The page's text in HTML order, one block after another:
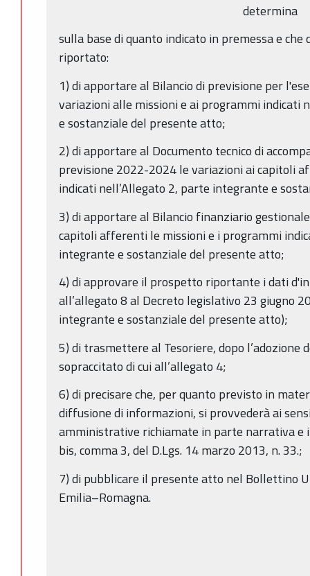
determina
sulla base di quanto indicato in premessa e
riportato:
1) di apportare al Bilancio di previsione per
variazioni alle missioni e ai programmi indicati
e sostanziale del presente atto;
2) di apportare al Documento tecnico di
previsione 2022-2024 le variazioni ai capitoli
indicati nell’Allegato 2, parte integrante e
3) di apportare al Bilancio finanziario
capitoli afferenti le missioni e i programmi
integrante e sostanziale del presente atto;
4) di approvare il prospetto riportante i dati
all’allegato 8 al Decreto legislativo 23 giugno
integrante e sostanziale del presente atto);
5) di trasmettere al Tesoriere, dopo
sopraccitato di cui all’allegato 4;
6) di precisare che, per quanto previsto in
diffusione di informazioni, si provvederà ai
amministrative richiamate in parte narrativa e
bis, comma 3, del D.Lgs. 14 marzo 2013, n. 33.;
7) di pubblicare il presente atto nel Bollettino
Emilia–Romagna.